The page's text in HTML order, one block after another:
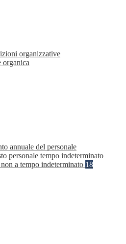
organizzative
organica
annuale del personale
personale tempo indeterminato
a tempo indeterminato 18